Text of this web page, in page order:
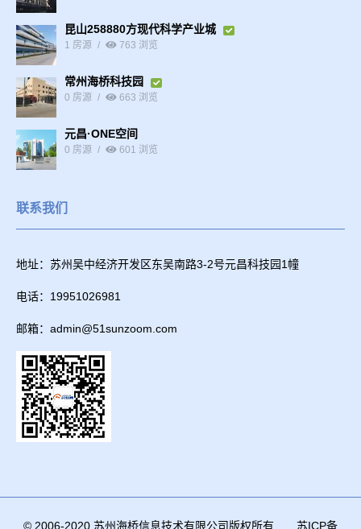
昆山258880方现代科学产业城
1 房源 763 浏览
常州海桥科技园
0 房源 663 浏览
元昌·ONE空间
0 房源 601 浏览
联系我们
地址：苏州吴中经济开发区东吴南路3-2号元昌科技园1幢
电话：19951026981
邮箱：admin@51sunzoom.com
© 2006-2020 苏州海桥信息技术有限公司版权所有 苏ICP备